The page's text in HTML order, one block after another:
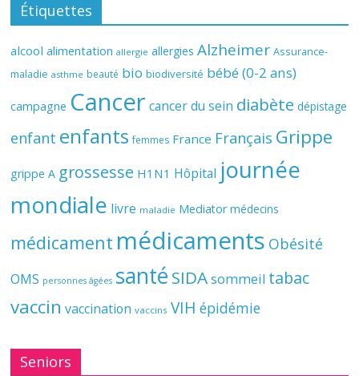
Étiquettes
alcool alimentation allergie allergies Alzheimer Assurance-
maladie asthme beauté bio biodiversité bébé (0-2 ans)
campagne Cancer cancer du sein diabète dépistage
enfant enfants femmes France Français Grippe
grippe A grossesse H1N1 Hôpital journée
mondiale livre maladie Mediator médecins
médicament médicaments Obésité
OMS personnes âgées santé SIDAsommeil tabac
vaccin vaccination vaccins VIH épidémie
Seniors